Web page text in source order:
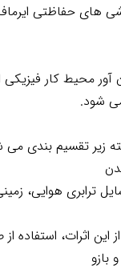
های حفاظتی
آور محیط کار
شود.
زیر تقسیم بندی می
ترابری هوایی،
اثرات، استفاده